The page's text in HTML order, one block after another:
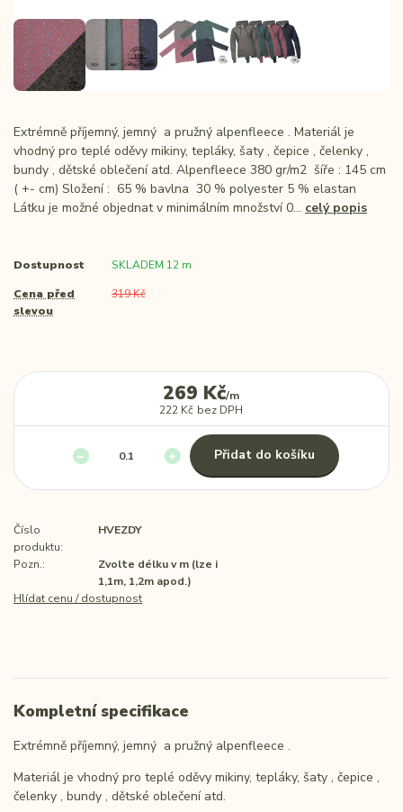
Extrémně příjemný, jemný a pružný alpenfleece . Materiál je
vhodný pro teplé oděvy mikiny, tepláky, šaty , čepice , čelenky ,
bundy , dětské oblečení atd. Alpenfleece 380 gr/m2 šíře : 145 cm
( +- cm) Složení : 65 % bavlna 30 % polyester 5 % elastan
Látku je možné objednat v minimálním množství 0... celý popis
Dostupnost SKLADEM 12 m
Cena před
slevou
319 Kč
269 Kč/m
222 Kč bez DPH
Přidat do košíku
Číslo
produktu:
HVEZDY
Pozn.:
Zvolte délku v m (lze i
1,1m, 1,2m apod.)
Hlídat cenu / dostupnost
Kompletní specifikace
Extrémně příjemný, jemný a pružný alpenfleece .
Materiál je vhodný pro teplé oděvy mikiny, tepláky, šaty , čepice ,
čelenky , bundy , dětské oblečení atd.